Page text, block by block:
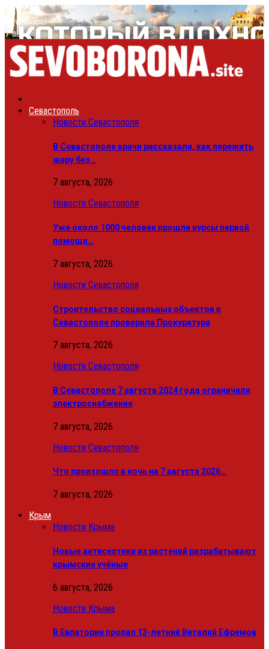
28.8 C
Sevastopol
7 августа, 2026
Севастополь
Новости Севастополя
В Севастополе врачи рассказали, как пережить
жару без…
7 августа, 2026
Новости Севастополя
Уже около 1000 человек прошли курсы первой
помощи…
7 августа, 2026
Новости Севастополя
Строительство социальных объектов в
Севастополе проверила Прокуратура
7 августа, 2026
Новости Севастополя
В Севастополе 7 августа 2024 года ограничили
электроснабжение
7 августа, 2026
Новости Севастополя
Что произошло в ночь на 7 августа 2026…
7 августа, 2026
Крым
Новости Крыма
Новые антисептики из растений разрабатывают
крымские учёные
6 августа, 2026
Новости Крыма
В Евпатории пропал 13-летний Виталий Ефремов